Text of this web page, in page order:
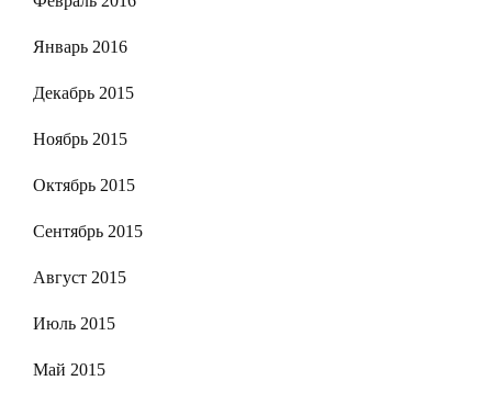
Январь 2016
Декабрь 2015
Ноябрь 2015
Октябрь 2015
Сентябрь 2015
Август 2015
Июль 2015
Май 2015